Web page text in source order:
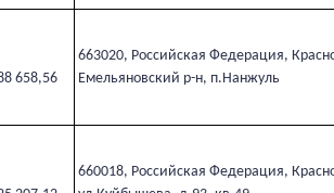
658,56
663020, Российская Федерация,
Емельяновский р-н, п.Нанжуль
660018, Российская Федерация,